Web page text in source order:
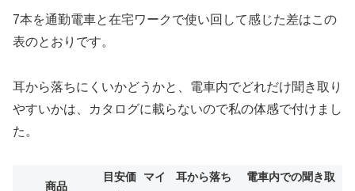
7本を通勤電車と在宅ワークで使い回して感じた差はこの
表のとおりです。
耳から落ちにくいかどうかと、電車内でどれだけ聞き取り
やすいかは、カタログに載らないので私の体感で付けまし
た。
商品
目安価
マイ
耳から落ち
電車内での聞き取